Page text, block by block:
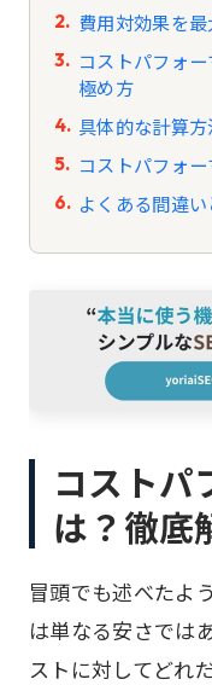
費用対効果を
コストパフォ
極め方
具体的な計算
コストパフォ
よくある間違
コストパ
は？徹底
冒頭でも述べたよ
は単なる安さでは
ストに対してどれ